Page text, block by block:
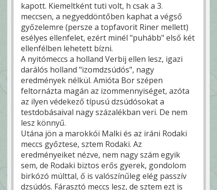
kapott. Kiemeltként tuti volt, h csak a 3.
meccsen, a negyeddöntőben kaphat a végső
győzelemre (persze a topfavorit Riner mellett)
esélyes ellenfelet, ezért minél "puhább" első két
ellenfélben lehetett bízni.
A nyitómeccs a holland Verbij ellen lesz, igazi
darálós holland "izomdzsúdós", nagy
eredmények nélkül. Amióta Bor szépen
feltornázta magán az izommennyiséget, azóta
az ilyen védekező típusú dzsúdósokat a
testdobásaival nagy százalékban veri. De nem
lesz könnyű.
Utána jön a marokkói Malki és az iráni Rodaki
meccs győztese, sztem Rodaki. Az
eredményeiket nézve, nem nagy szám egyik
sem, de Rodaki biztos erős gyerek, gondolom
birkózó múlttal, ő is valószínűleg elég passzív
dzsúdós. Fárasztó meccs lesz, de sztem ezt is